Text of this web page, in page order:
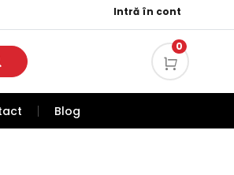
Intră în cont
0
Blog